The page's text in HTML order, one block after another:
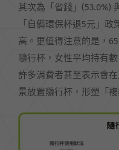
其次為「省錢」(53.0%)
「自備環保杯退5元」
高。更值得注意的是，
隨行杯，女性平均持有
許多消費者甚至表示會
景放置隨行杯，形塑「